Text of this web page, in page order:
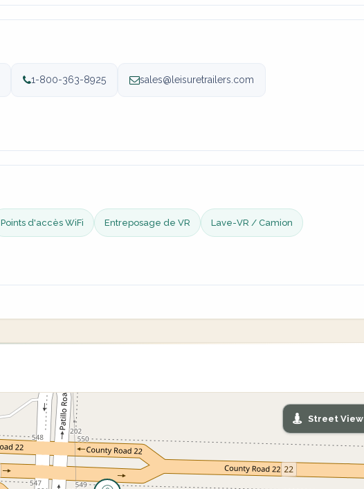
1-800-363-8925 sales@leisuretrailers.com
Points d'accès WiFi Entreposage de VR Lave-VR / Camion
Street View